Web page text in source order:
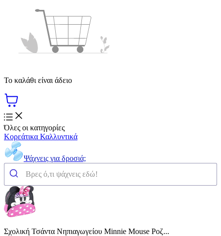
Το καλάθι είναι άδειο
Όλες οι κατηγορίες
Κορεάτικα Καλλυντικά
Ψάχνεις για δροσιά;
​Σχολική Τσάντα Νηπιαγωγείου Minnie Mouse Ροζ...